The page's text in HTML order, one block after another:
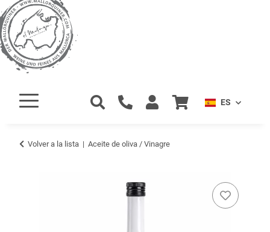
ES
Volver a la lista Aceite de oliva / Vinagre